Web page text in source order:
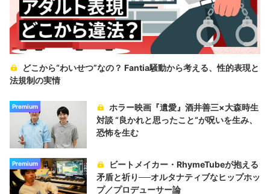
どこから“わいせつ”なの？ Fantia騒動から考える、性的表現と
法規制の実情
Premium
ホラー映画『遺愛』酒井善三×大森時生
対談 “良かれと思ったこと“が呪いを生み、
恐怖を生む
Premium
ビートメイカー・RhymeTubeが抱える
矛盾と祈り──オルタナティブなヒップホッ
プ／プロデューサー論